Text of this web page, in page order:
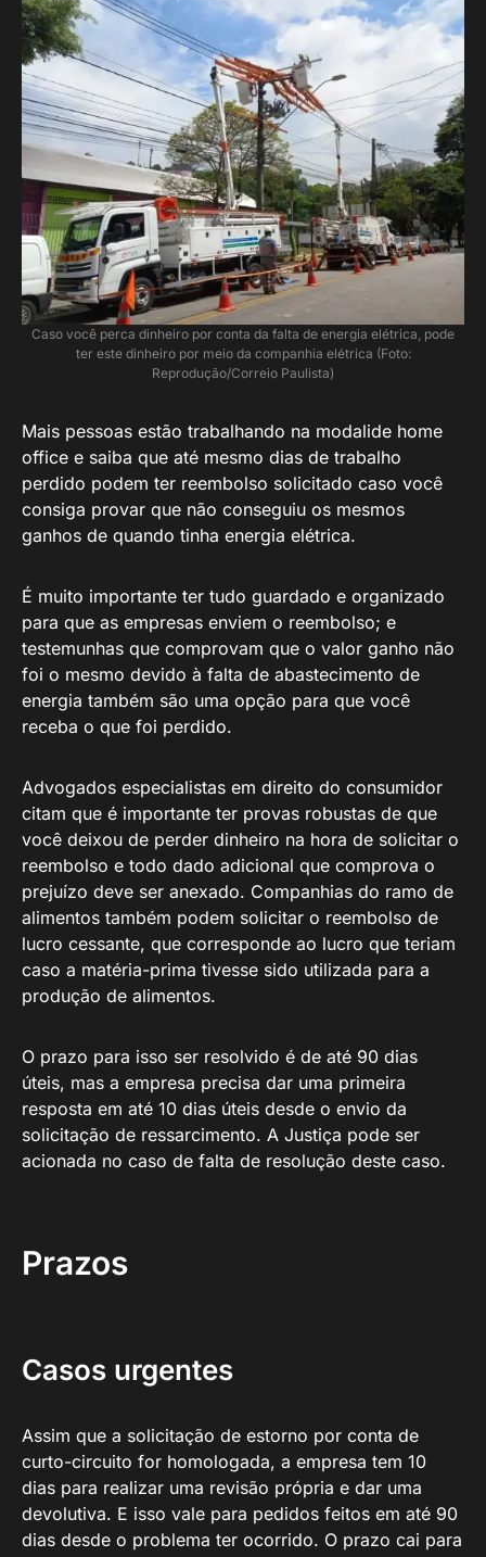
Caso você perca dinheiro por conta da falta de energia elétrica, pode
ter este dinheiro por meio da companhia elétrica (Foto:
Reprodução/Correio Paulista)
Mais pessoas estão trabalhando na modalide home
office e saiba que até mesmo dias de trabalho
perdido podem ter reembolso solicitado caso você
consiga provar que não conseguiu os mesmos
ganhos de quando tinha energia elétrica.
É muito importante ter tudo guardado e organizado
para que as empresas enviem o reembolso; e
testemunhas que comprovam que o valor ganho não
foi o mesmo devido à falta de abastecimento de
energia também são uma opção para que você
receba o que foi perdido.
Advogados especialistas em direito do consumidor
citam que é importante ter provas robustas de que
você deixou de perder dinheiro na hora de solicitar o
reembolso e todo dado adicional que comprova o
prejuízo deve ser anexado. Companhias do ramo de
alimentos também podem solicitar o reembolso de
lucro cessante, que corresponde ao lucro que teriam
caso a matéria-prima tivesse sido utilizada para a
produção de alimentos.
O prazo para isso ser resolvido é de até 90 dias
úteis, mas a empresa precisa dar uma primeira
resposta em até 10 dias úteis desde o envio da
solicitação de ressarcimento. A Justiça pode ser
acionada no caso de falta de resolução deste caso.
Prazos
Casos urgentes
Assim que a solicitação de estorno por conta de
curto-circuito for homologada, a empresa tem 10
dias para realizar uma revisão própria e dar uma
devolutiva. E isso vale para pedidos feitos em até 90
dias desde o problema ter ocorrido. O prazo cai para